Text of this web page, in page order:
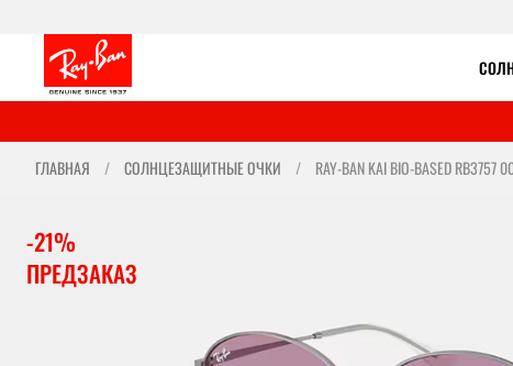
ГЛАВНАЯ СОЛНЦЕЗАЩИТНЫЕ ОЧКИ RAY-BAN KAI BIO-BASED RB3757
-21%
ПРЕДЗАКАЗ